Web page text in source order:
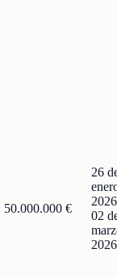
50.000.000 €
26
2026
02
2026